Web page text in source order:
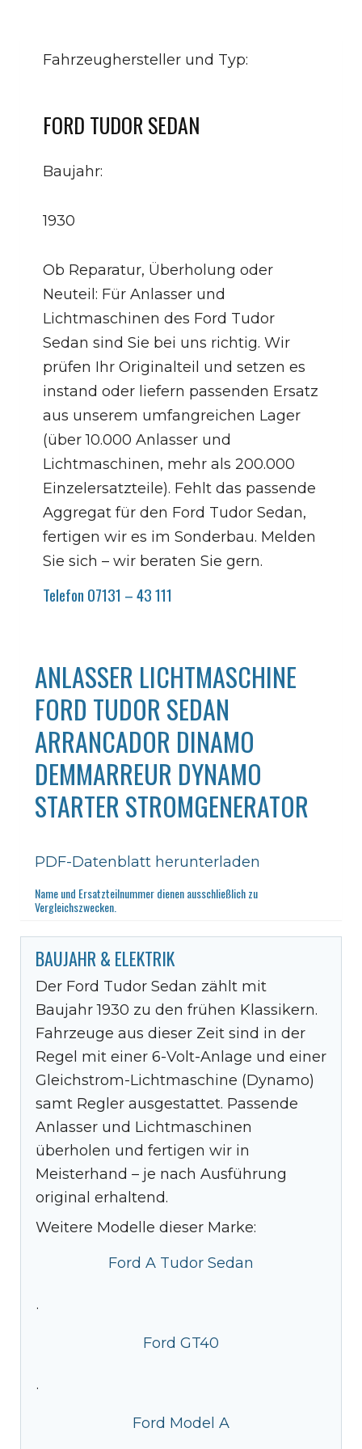
Fahrzeughersteller und Typ:
FORD TUDOR SEDAN
Baujahr:
1930
Ob Reparatur, Überholung oder
Neuteil: Für Anlasser und
Lichtmaschinen des Ford Tudor
Sedan sind Sie bei uns richtig. Wir
prüfen Ihr Originalteil und setzen es
instand oder liefern passenden Ersatz
aus unserem umfangreichen Lager
(über 10.000 Anlasser und
Lichtmaschinen, mehr als 200.000
Einzelersatzteile). Fehlt das passende
Aggregat für den Ford Tudor Sedan,
fertigen wir es im Sonderbau. Melden
Sie sich – wir beraten Sie gern.
Telefon 07131 – 43 111
ANLASSER LICHTMASCHINE
FORD TUDOR SEDAN
ARRANCADOR DINAMO
DEMMARREUR DYNAMO
STARTER STROMGENERATOR
PDF-Datenblatt herunterladen
Name und Ersatzteilnummer dienen ausschließlich zu
Vergleichszwecken.
BAUJAHR & ELEKTRIK
Der Ford Tudor Sedan zählt mit
Baujahr 1930 zu den frühen Klassikern.
Fahrzeuge aus dieser Zeit sind in der
Regel mit einer 6-Volt-Anlage und einer
Gleichstrom-Lichtmaschine (Dynamo)
samt Regler ausgestattet. Passende
Anlasser und Lichtmaschinen
überholen und fertigen wir in
Meisterhand – je nach Ausführung
original erhaltend.
Weitere Modelle dieser Marke:
Ford A Tudor Sedan
·
Ford GT40
·
Ford Model A